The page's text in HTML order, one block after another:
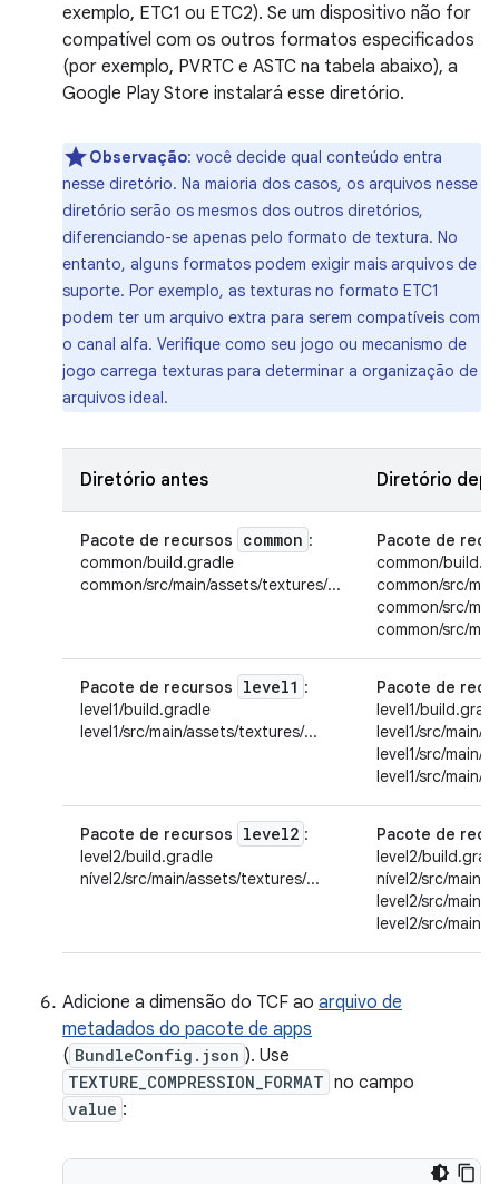
exemplo, ETC1 ou ETC2). Se um dispositivo não for
compatível com os outros formatos especificados
(por exemplo, PVRTC e ASTC na tabela abaixo), a
Google Play Store instalará esse diretório.
Observação: você decide qual conteúdo entra
nesse diretório. Na maioria dos casos, os arquivos nesse
diretório serão os mesmos dos outros diretórios,
diferenciando-se apenas pelo formato de textura. No
entanto, alguns formatos podem exigir mais arquivos de
suporte. Por exemplo, as texturas no formato ETC1
podem ter um arquivo extra para serem compatíveis com
o canal alfa. Verifique como seu jogo ou mecanismo de
jogo carrega texturas para determinar a organização de
arquivos ideal.
Diretório antes Diretório
Pacote de recursos common :
common/build.gradle
common/src/main/assets/textures/...
Pacote de
common/
common/src/
common/src/
common/src/
Pacote de recursos level1 :
level1/build.gradle
level1/src/main/assets/textures/...
Pacote de
level1/
level1/src/main/
level1/src/main/
level1/src/main/
Pacote de recursos level2 :
level2/build.gradle
nível2/src/main/assets/textures/...
Pacote de
level2/
nível2/src/main/
level2/src/main/
level2/src/main/
Adicione a dimensão do TCF ao arquivo de
metadados do pacote de apps
( BundleConfig.json ). Use
TEXTURE_COMPRESSION_FORMAT no campo
value :